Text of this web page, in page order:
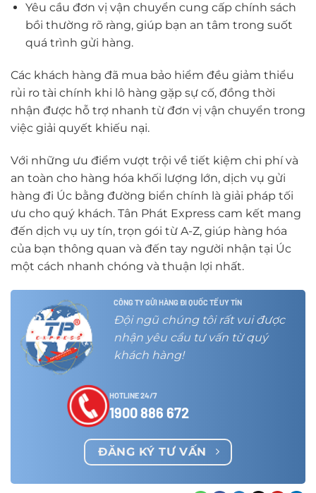
Yêu cầu đơn vị vận chuyển cung cấp chính sách
bồi thường rõ ràng, giúp bạn an tâm trong suốt
quá trình gửi hàng.
Các khách hàng đã mua bảo hiểm đều giảm thiểu
rủi ro tài chính khi lô hàng gặp sự cố, đồng thời
nhận được hỗ trợ nhanh từ đơn vị vận chuyển trong
việc giải quyết khiếu nại.
Với những ưu điểm vượt trội về tiết kiệm chi phí và
an toàn cho hàng hóa khối lượng lớn, dịch vụ gửi
hàng đi Úc bằng đường biển chính là giải pháp tối
ưu cho quý khách. Tân Phát Express cam kết mang
đến dịch vụ uy tín, trọn gói từ A-Z, giúp hàng hóa
của bạn thông quan và đến tay người nhận tại Úc
một cách nhanh chóng và thuận lợi nhất.
CÔNG TY GỬI HÀNG ĐI QUỐC TẾ UY TÍN
Đội ngũ chúng tôi rất vui được
nhận yêu cầu tư vấn từ quý
khách hàng!
HOTLINE 24/7
1900 886 672
ĐĂNG KÝ TƯ VẤN